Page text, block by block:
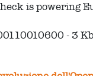
is powering
- 3 Kb